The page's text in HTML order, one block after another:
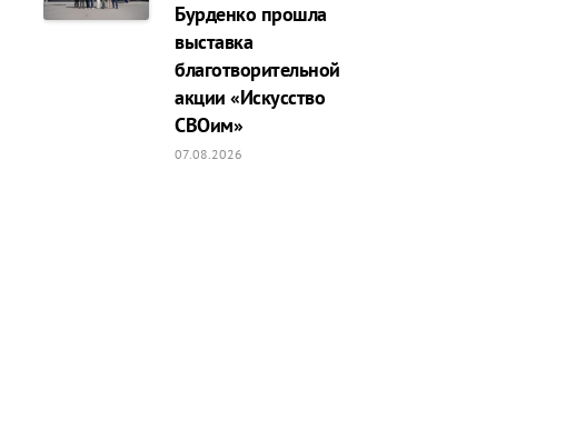
Бурденко прошла
выставка
благотворительной
акции «Искусство
СВОим»
07.08.2026